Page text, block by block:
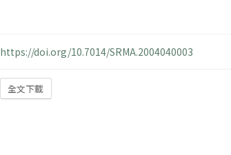
https://doi.org/10.7014/SRMA.2004040003
全文下載